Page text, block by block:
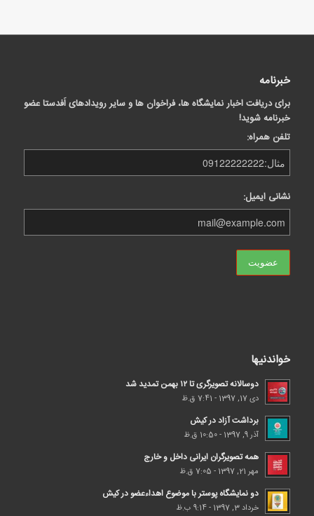
خبرنامه
برای دریافت اخبار نمایشگاه ها، فراخوان ها و سایر رویدادهای اَفدستا عضو
خبرنامه شوید!
تلفن همراه:
نشانی ایمیل:
خواندنیها
دوسالانه تصویرگری تا ۱۲ بهمن تمدید شد
دی 17, 1397 - 7:41 ق.ظ
برداشت آزاد در کیش
آذر 9, 1397 - 10:50 ق.ظ
همه تصویرگران ایرانی داخل و خارج
مهر 21, 1397 - 7:05 ق.ظ
دو نمایشگاه پوستر با موضوع اهداء‌عضو در کیش
خرداد 3, 1397 - 9:14 ب.ظ